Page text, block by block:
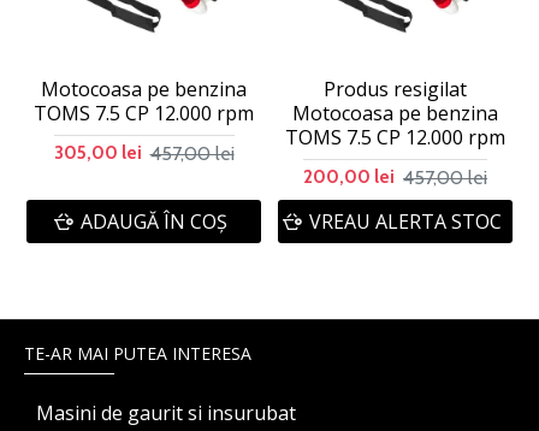
Motocoasa pe benzina
TOMS 7.5 CP 12.000 rpm
305,00 lei 457,00 lei
ADAUGĂ ÎN COŞ
Produs resigilat
Motocoasa pe benzina
TOMS 7.5 CP 12.000 rpm
200,00 lei 457,00 lei
VREAU ALERTA STOC
TE-AR MAI PUTEA INTERESA
Masini de gaurit si insurubat